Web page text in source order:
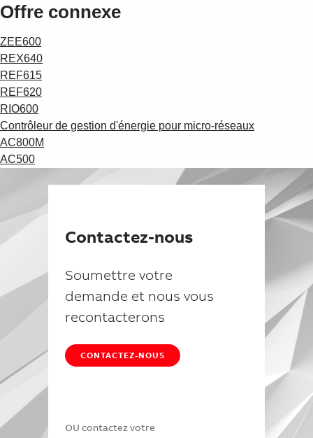
Offre connexe
ZEE600
REX640
REF615
REF620
RIO600
Contrôleur de gestion d'énergie pour micro-réseaux
AC800M
AC500
Contactez-nous
Soumettre votre
demande et nous vous
recontacterons
CONTACTEZ-NOUS
OU contactez votre